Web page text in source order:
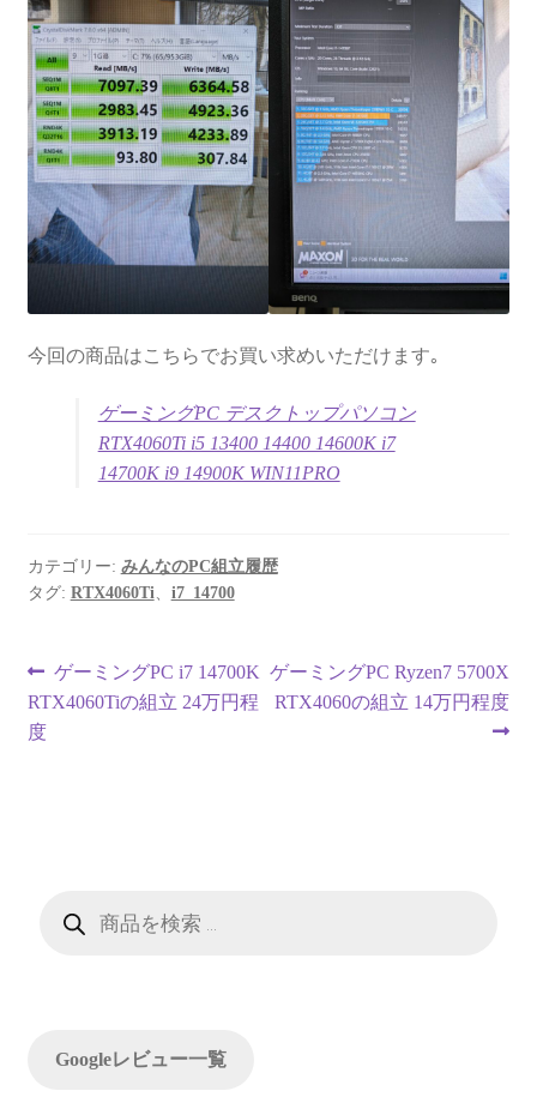
今回の商品はこちらでお買い求めいただけます｡
ゲーミングPC デスクトップパソコン
RTX4060Ti i5 13400 14400 14600K i7
14700K i9 14900K WIN11PRO
カテゴリー: みんなのPC組立履歴
タグ: RTX4060Ti、 i7_14700
投
稿
ー
ン
前
の
ゲーミングPC i7 14700K
RTX4060Tiの組立 24万円程
度
次
の
ゲーミングPC Ryzen7 5700X
RTX4060の組立 14万円程度
Googleレビュー一覧